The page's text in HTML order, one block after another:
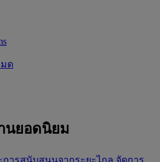
ด
นยอดนิยม
การสนับสนุนจากระยะไกล จัดการ